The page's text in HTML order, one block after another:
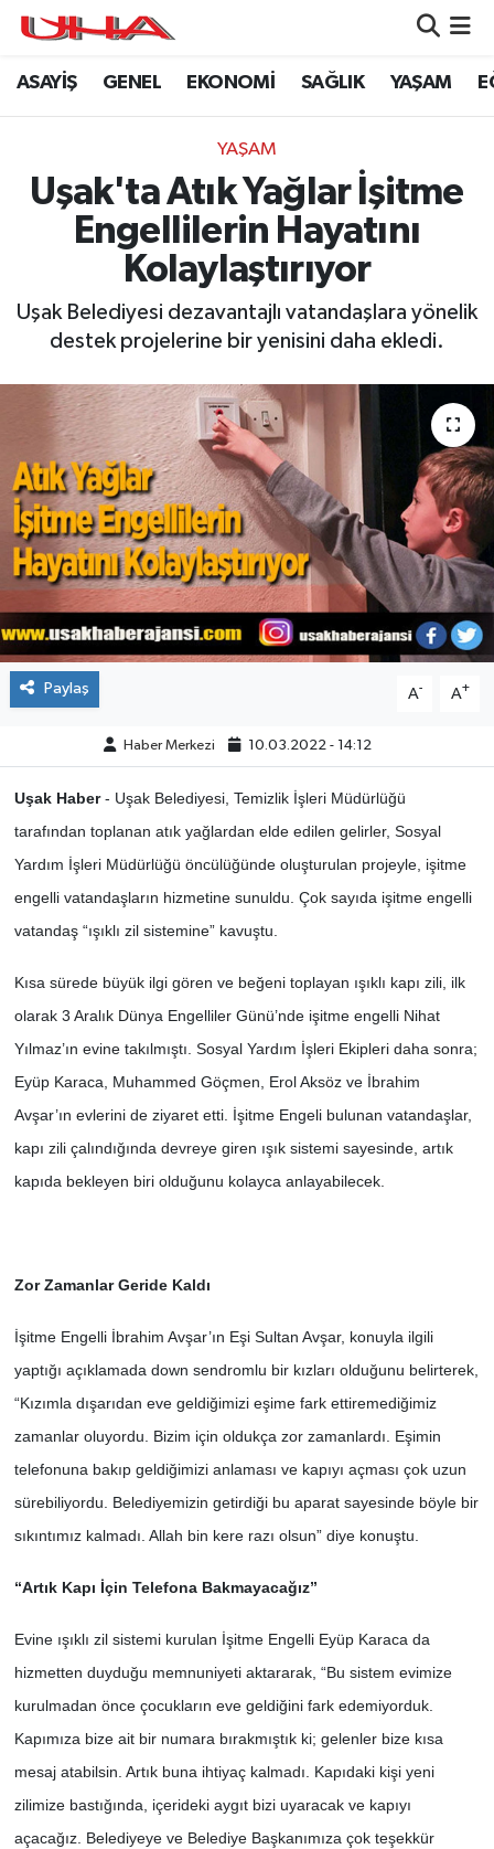
ASAYİŞ GENEL EKONOMİ SAĞLIK YAŞAM
YAŞAM
Uşak'ta Atık Yağlar İşitme
Engellilerin Hayatını
Kolaylaştırıyor
Uşak Belediyesi dezavantajlı vatandaşlara yönelik
destek projelerine bir yenisini daha ekledi.
Paylaş A- A+
Haber Merkezi 10.03.2022 - 14:12
Uşak Haber- Uşak Belediyesi, Temizlik İşleri Müdürlüğü
tarafından toplanan atık yağlardan elde edilen gelirler, Sosyal
Yardım İşleri Müdürlüğü öncülüğünde oluşturulan projeyle, işitme
engelli vatandaşların hizmetine sunuldu. Çok sayıda işitme engelli
vatandaş “ışıklı zil sistemine” kavuştu.
Kısa sürede büyük ilgi gören ve beğeni toplayan ışıklı kapı zili, ilk
olarak 3 Aralık Dünya Engelliler Günü’nde işitme engelli Nihat
Yılmaz’ın evine takılmıştı. Sosyal Yardım İşleri Ekipleri daha sonra;
Eyüp Karaca, Muhammed Göçmen, Erol Aksöz ve İbrahim
Avşar’ın evlerini de ziyaret etti. İşitme Engeli bulunan vatandaşlar,
kapı zili çalındığında devreye giren ışık sistemi sayesinde, artık
kapıda bekleyen biri olduğunu kolayca anlayabilecek.
Zor Zamanlar Geride Kaldı
İşitme Engelli İbrahim Avşar’ın Eşi Sultan Avşar, konuyla ilgili
yaptığı açıklamada down sendromlu bir kızları olduğunu belirterek,
“Kızımla dışarıdan eve geldiğimizi eşime fark ettiremediğimiz
zamanlar oluyordu. Bizim için oldukça zor zamanlardı. Eşimin
telefonuna bakıp geldiğimizi anlaması ve kapıyı açması çok uzun
sürebiliyordu. Belediyemizin getirdiği bu aparat sayesinde böyle bir
sıkıntımız kalmadı. Allah bin kere razı olsun” diye konuştu.
“Artık Kapı İçin Telefona Bakmayacağız”
Evine ışıklı zil sistemi kurulan İşitme Engelli Eyüp Karaca da
hizmetten duyduğu memnuniyeti aktararak, “Bu sistem evimize
kurulmadan önce çocukların eve geldiğini fark edemiyorduk.
Kapımıza bize ait bir numara bırakmıştık ki; gelenler bize kısa
mesaj atabilsin. Artık buna ihtiyaç kalmadı. Kapıdaki kişi yeni
zilimize bastığında, içerideki aygıt bizi uyaracak ve kapıyı
açacağız. Belediyeye ve Belediye Başkanımıza çok teşekkür
ASAYİŞ
GENEL
YAŞAM
SAĞLIK
EKONOMİ
EĞİTİM
ÇEVRE
DÜNYA
HABERDE İNSAN
BİLİM VE TEKNOLOJİ
Magazin
ÖZEL HABER
POLİTİKA
SİYASET
TEKNOLOJİ
Nöbetçi Eczaneler
Namaz Vakitleri
Trafik Durumu
Puan Durumu ve Fikstür
Son Dakika Haberleri
Haber Arşivi